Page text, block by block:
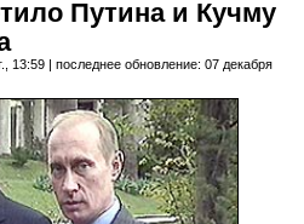
Путина и Кучму
13:59 | последнее обновление: 07 декабря